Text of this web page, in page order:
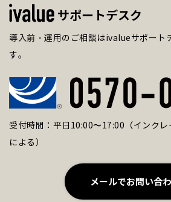
サポートデスク
導入前・運用のご相談はivalueサポート
す。
受付時間：平日10:00〜17:00（インク
による）
メールでお問い合